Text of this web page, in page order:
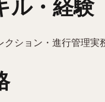
クション・進行管理実